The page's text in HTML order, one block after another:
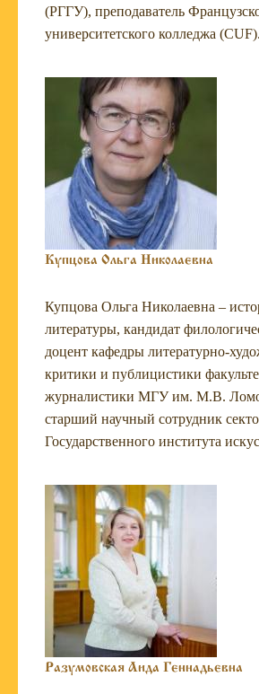
(РГГУ), преподаватель
университетского колледжа (CUF).
Купцова Ольга Николаевна
Купцова Ольга Николаевна –
литературы, кандидат
доцент кафедры литературно-
критики и публицистики
журналистики МГУ им. М.В.
старший научный сотрудник
Государственного института
Разумовская Аида Геннадьевна